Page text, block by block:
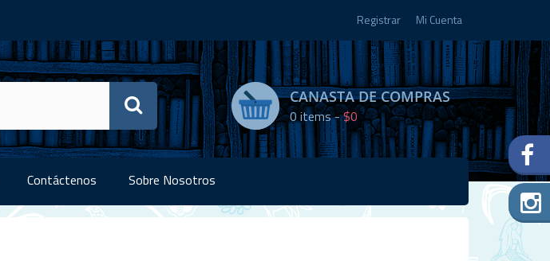
Registrar Mi Cuenta
CANASTA DE COMPRAS
0items -$0
Contáctenos Sobre Nosotros